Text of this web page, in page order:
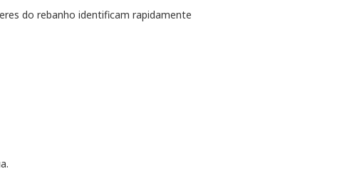
do rebanho identificam rapidamente